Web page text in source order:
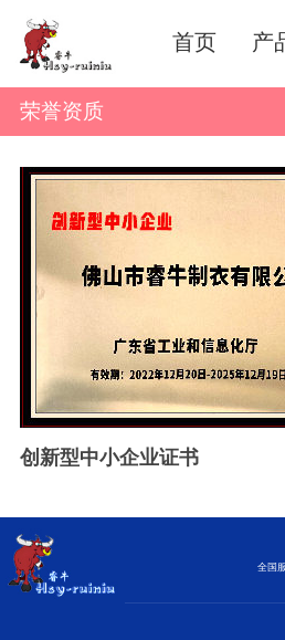
首页 产
荣誉资质
创新型中小企业证书
全国